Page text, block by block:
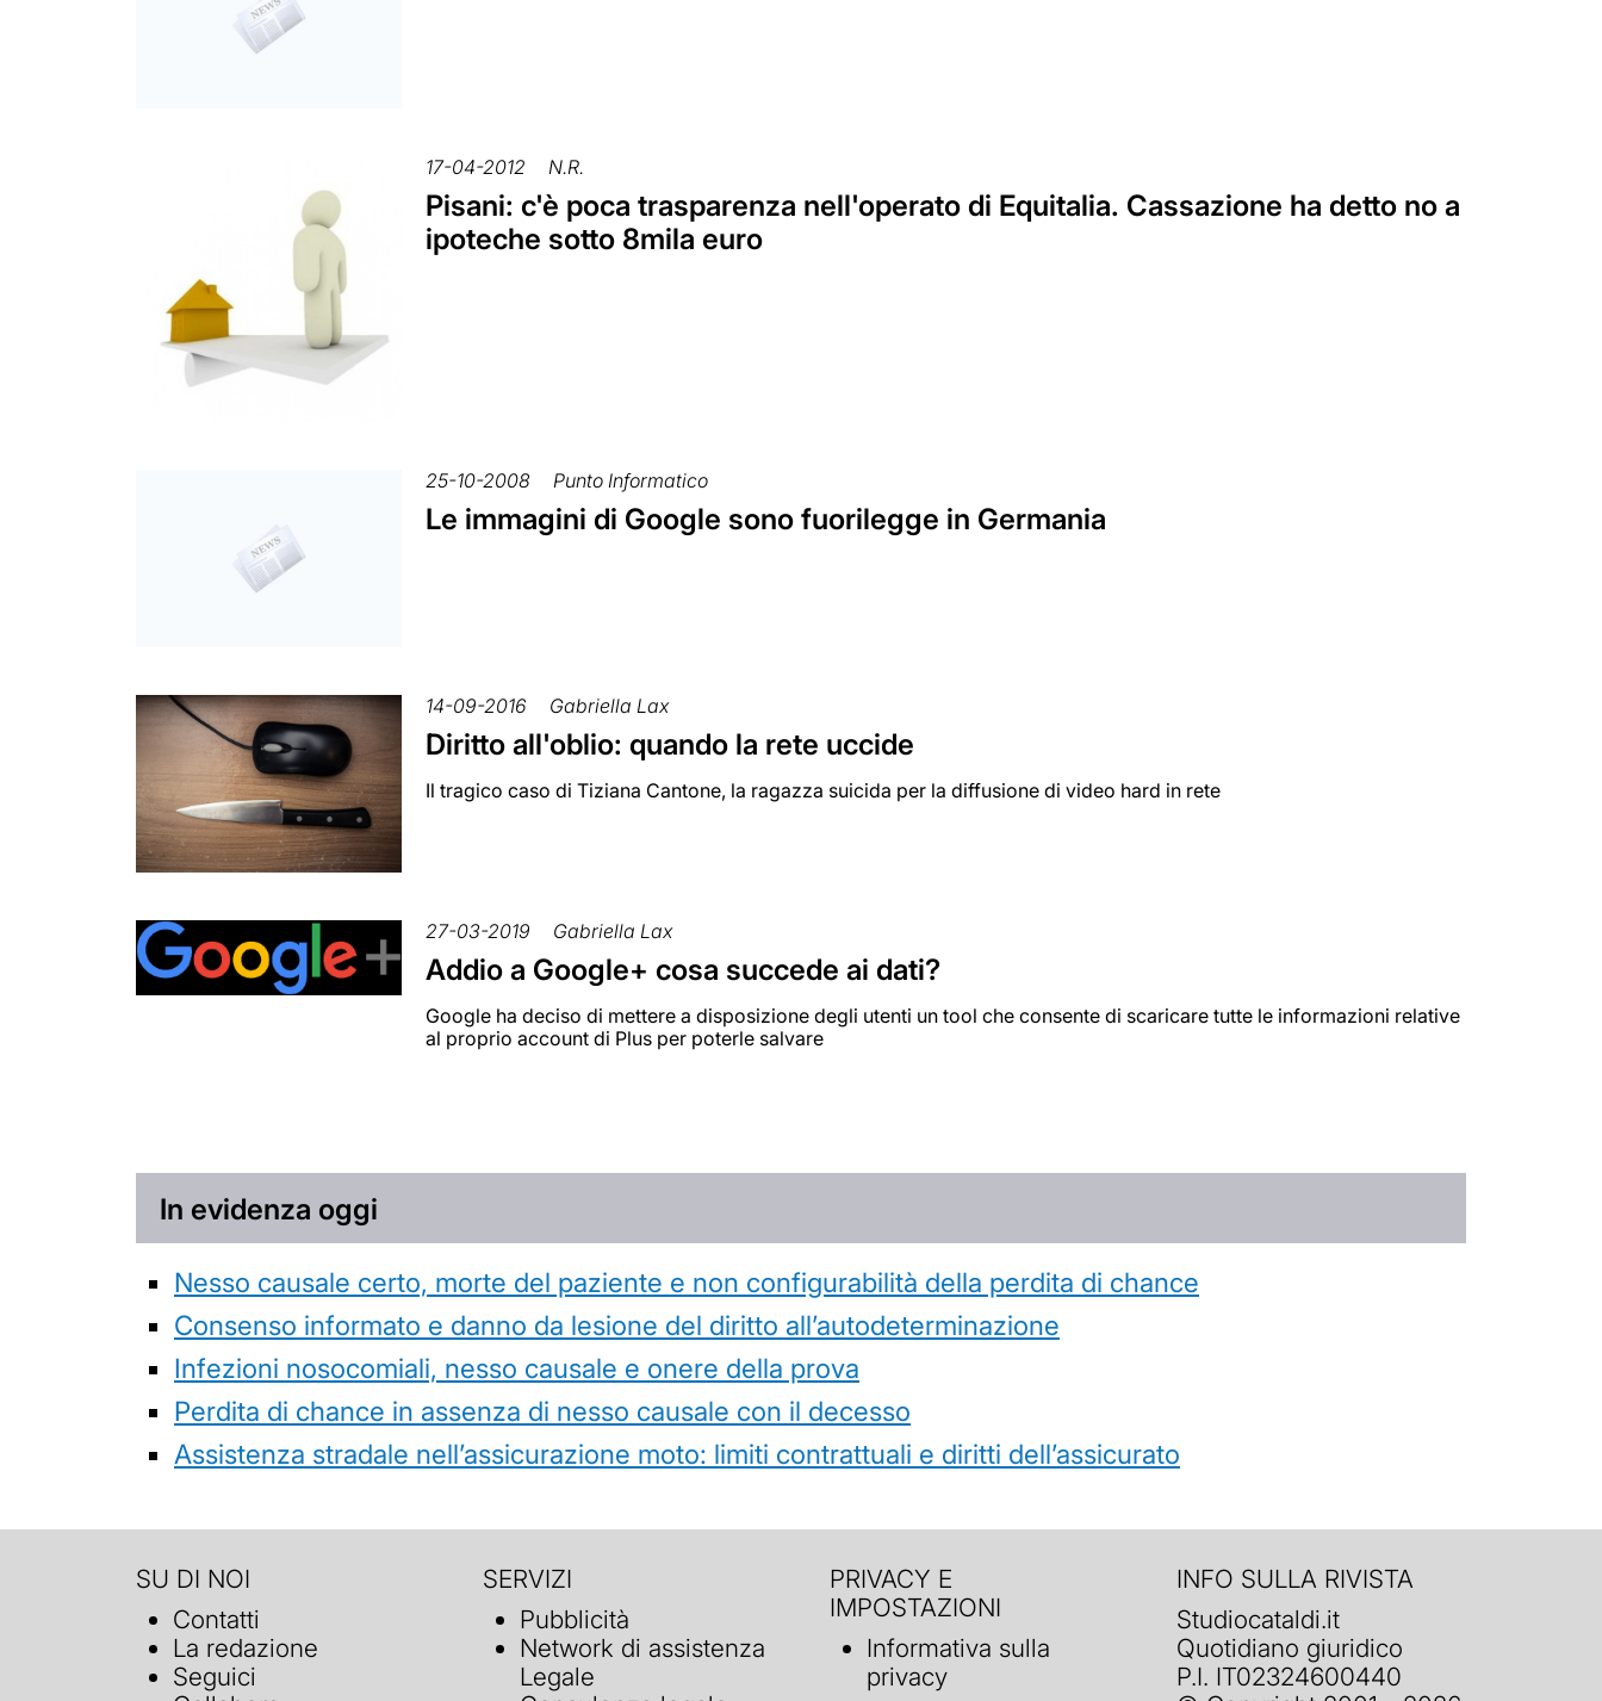
17-04-2012 N.R.
Pisani: c'è poca trasparenza nell'operato di Equitalia. Cassazione ha detto no a
ipoteche sotto 8mila euro
25-10-2008 Punto Informatico
Le immagini di Google sono fuorilegge in Germania
14-09-2016 Gabriella Lax
Diritto all'oblio: quando la rete uccide
Il tragico caso di Tiziana Cantone, la ragazza suicida per la diffusione di video hard in rete
27-03-2019 Gabriella Lax
Addio a Google+ cosa succede ai dati?
Google ha deciso di mettere a disposizione degli utenti un tool che consente di scaricare tutte le informazioni relative
al proprio account di Plus per poterle salvare
In evidenza oggi
Nesso causale certo, morte del paziente e non configurabilità della perdita di chance
Consenso informato e danno da lesione del diritto all’autodeterminazione
Infezioni nosocomiali, nesso causale e onere della prova
Perdita di chance in assenza di nesso causale con il decesso
Assistenza stradale nell’assicurazione moto: limiti contrattuali e diritti dell’assicurato
SU DI NOI
Contatti
La redazione
Seguici
SERVIZI
Pubblicità
Network di assistenza
Legale
PRIVACY E
IMPOSTAZIONI
Informativa sulla
privacy
INFO SULLA RIVISTA
Studiocataldi.it
Quotidiano giuridico
P.I. IT02324600440